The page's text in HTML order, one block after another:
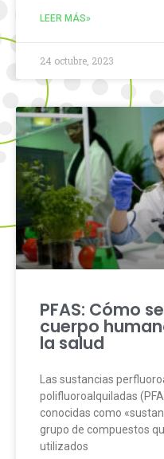
LEER MÁS»
24 octubre, 2023
PFAS: Cómo
cuerpo
la salud
Las sustancias
polifluoroalquiladas
conocidas como
grupo de compuestos
utilizados